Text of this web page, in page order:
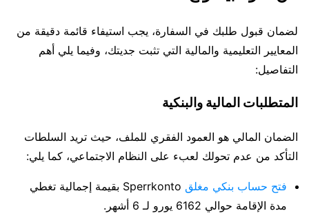
لضمان قبول طلبك في السفارة، يجب استيفاء قائمة دقيقة من
المعايير التعليمية والمالية التي تثبت جديتك، وفيما يلي أهم
التفاصيل:
المتطلبات المالية والبنكية
الضمان المالي هو العمود الفقري للملف، حيث تريد السلطات
التأكد من عدم تحولك لعبء على النظام الاجتماعي، كما يلي:
فتح حساب بنكي مغلق
Sperrkonto بقيمة إجمالية تغطي
مدة الإقامة حوالي 6162 يورو لـ 6 أشهر.